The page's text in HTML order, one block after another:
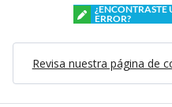
¿ENCONTRASTE
ERROR?
Revisa nuestra página de